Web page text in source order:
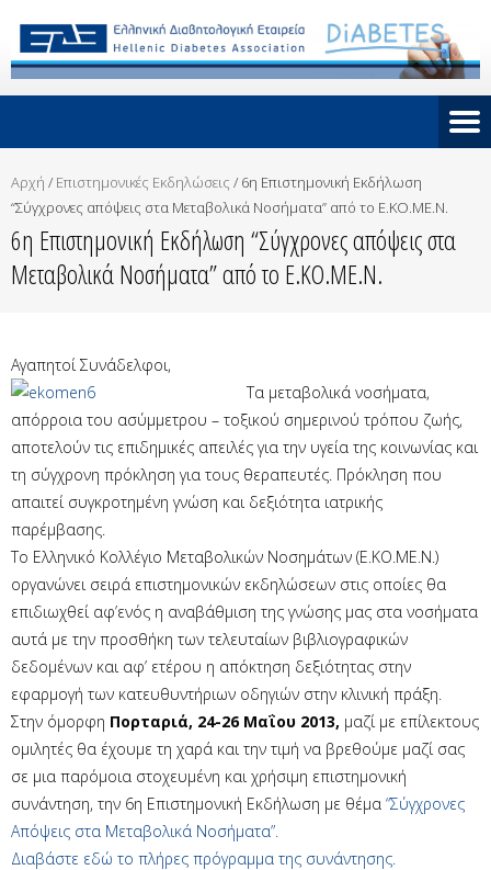
Αρχή / Επιστημονικές Εκδηλώσεις / 6η Επιστημονική Εκδήλωση
“Σύγχρονες απόψεις στα Μεταβολικά Νοσήματα” από το Ε.ΚΟ.ΜΕ.Ν.
6η Επιστημονική Εκδήλωση “Σύγχρονες απόψεις στα
Μεταβολικά Νοσήματα” από το Ε.ΚΟ.ΜΕ.Ν.
Αγαπητοί Συνάδελφοι,
Τα μεταβολικά νοσήματα,
απόρροια του ασύμμετρου – τοξικού σημερινού τρόπου ζωής,
αποτελούν τις επιδημικές απειλές για την υγεία της κοινωνίας και
τη σύγχρονη πρόκληση για τους θεραπευτές. Πρόκληση που
απαιτεί συγκροτημένη γνώση και δεξιότητα ιατρικής
παρέμβασης.
Το Ελληνικό Κολλέγιο Μεταβολικών Νοσημάτων (Ε.ΚΟ.ΜΕ.Ν.)
οργανώνει σειρά επιστημονικών εκδηλώσεων στις οποίες θα
επιδιωχθεί αφ’ενός η αναβάθμιση της γνώσης μας στα νοσήματα
αυτά με την προσθήκη των τελευταίων βιβλιογραφικών
δεδομένων και αφ’ ετέρου η απόκτηση δεξιότητας στην
εφαρμογή των κατευθυντήριων οδηγιών στην κλινική πράξη.
Στην όμορφη Πορταριά, 24-26 Μαΐου 2013, μαζί με επίλεκτους
ομιλητές θα έχουμε τη χαρά και την τιμή να βρεθούμε μαζί σας
σε μια παρόμοια στοχευμένη και χρήσιμη επιστημονική
συνάντηση, την 6η Επιστημονική Εκδήλωση με θέμα “Σύγχρονες
Απόψεις στα Μεταβολικά Νοσήματα”.
Διαβάστε εδώ το πλήρες πρόγραμμα της συνάντησης.